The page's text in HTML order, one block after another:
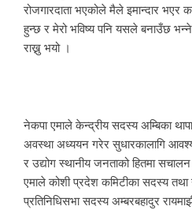
रोजगारदाता भएकोले मैले इमान्दार भएर
हुन्छ र मेरो भविष्य पनि यसले बनाउँछ भन्ने
राख्नु भयो ।
नेकपा एमाले केन्द्रीय सदस्य अम्बिका
अवस्था अध्ययन गरेर सुधारकालागि
र उद्योग स्थानीय जनताको हितमा
एमाले कोशी प्रदेश कमिटीका सदस्य तथा
प्रतिनिधिसभा सदस्य अम्बरबहादुर